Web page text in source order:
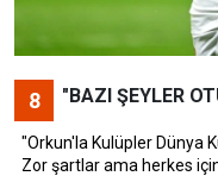
8 "BAZI ŞEYLER
"Orkun'la Kulüpler Dünya
Zor şartlar ama herkes